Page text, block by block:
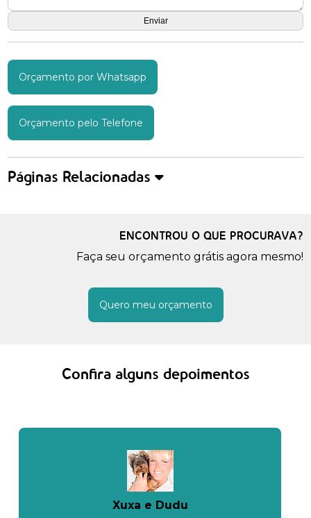
Orçamento por Whatsapp
Orçamento pelo Telefone
Páginas Relacionadas
ENCONTROU O QUE PROCURAVA?
Faça seu orçamento grátis agora mesmo!
Quero meu orçamento
Confira alguns depoimentos
Xuxa e Dudu